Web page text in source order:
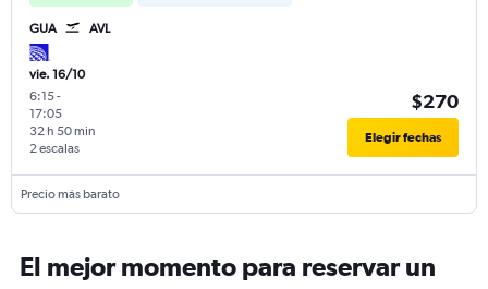
GUA AVL
vie. 16/10
6:15-
17:05
2 escalas
32 h 50 min
$270
Elegir fechas
Precio más barato
El mejor momento para reservar un